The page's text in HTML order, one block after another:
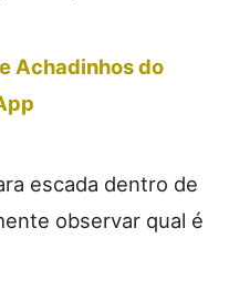
Achadinhos do
escada dentro de
observar qual é